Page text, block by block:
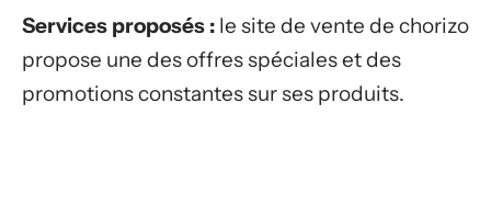
Services proposés : le site de vente de chorizo
propose une des offres spéciales et des
promotions constantes sur ses produits.